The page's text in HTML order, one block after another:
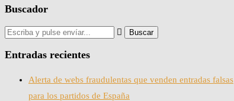
Buscador
Entradas recientes
Alerta de webs fraudulentas que venden entradas falsas
para los partidos de España